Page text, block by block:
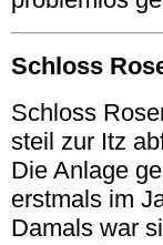
Schloss
Schloss
steil zur Itz
Die Anlage
erstmals im
Damals war